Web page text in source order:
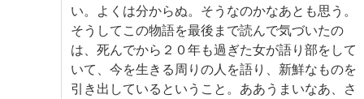
い。よくは分からぬ。そうなのかなあとも思う。
そうしてこの物語を最後まで読んで気づいたの
は、死んでから２０年も過ぎた女が語り部をして
いて、今を生きる周りの人を語り、新鮮なものを
引き出しているということ。ああうまいなあ、さ